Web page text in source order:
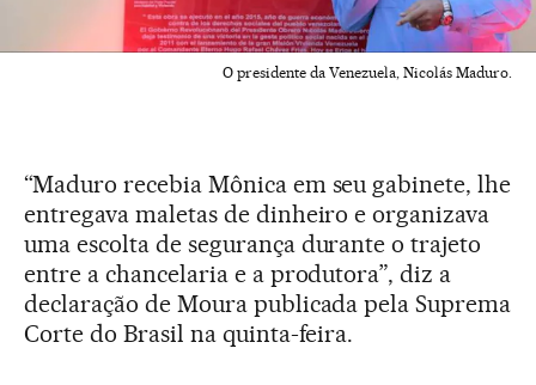
O presidente da Venezuela, Nicolás Maduro.
“Maduro recebia Mônica em seu gabinete, lhe
entregava maletas de dinheiro e organizava
uma escolta de segurança durante o trajeto
entre a chancelaria e a produtora”, diz a
declaração de Moura publicada pela Suprema
Corte do Brasil na quinta-feira.